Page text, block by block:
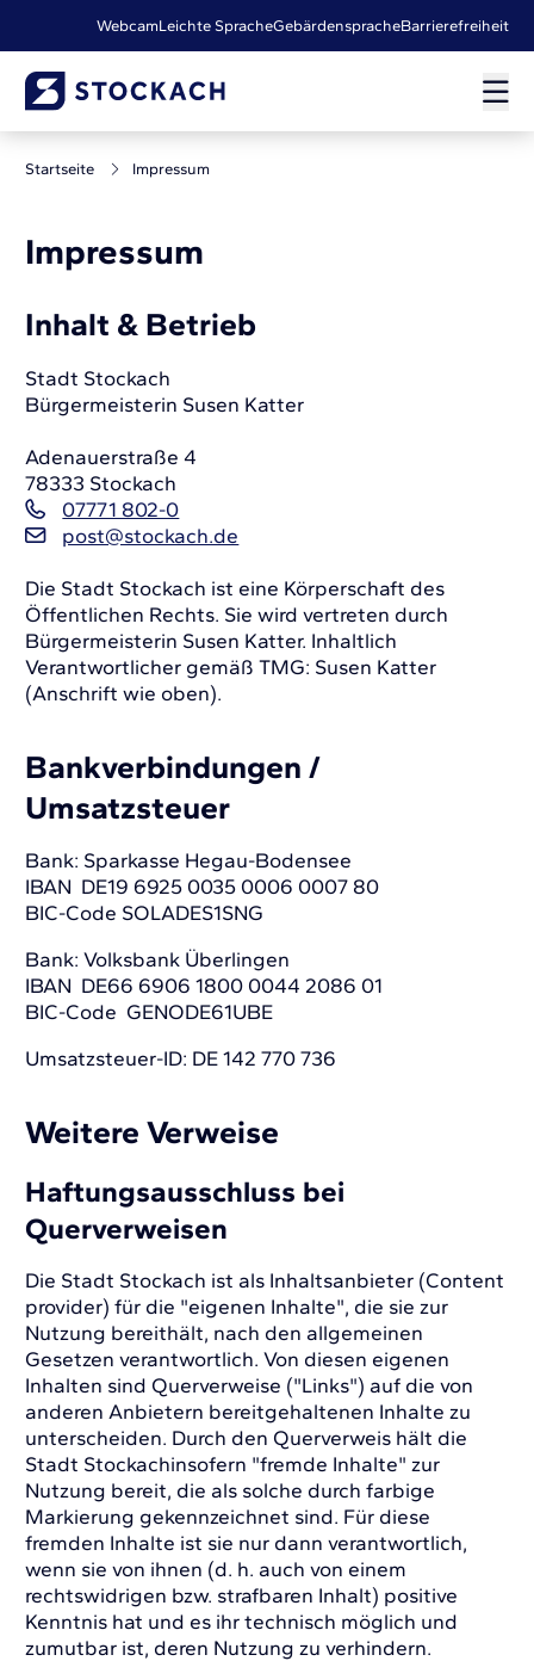
WebcamLeichte SpracheGebärdenspracheBarrierefreiheit
Startseite Impressum
Impressum
Inhalt & Betrieb
Stadt Stockach
Bürgermeisterin Susen Katter
Adenauerstraße 4
78333 Stockach
07771 802-0
post@stockach.de
Die Stadt Stockach ist eine Körperschaft des
Öffentlichen Rechts. Sie wird vertreten durch
Bürgermeisterin Susen Katter. Inhaltlich
Verantwortlicher gemäß TMG: Susen Katter
(Anschrift wie oben).
Bankverbindungen /
Umsatzsteuer
Bank: Sparkasse Hegau-Bodensee
IBAN DE19 6925 0035 0006 0007 80
BIC-Code SOLADES1SNG
Bank: Volksbank Überlingen
IBAN DE66 6906 1800 0044 2086 01
BIC-Code GENODE61UBE
Umsatzsteuer-ID: DE 142 770 736
Weitere Verweise
Haftungsausschluss bei
Querverweisen
Die Stadt Stockach ist als Inhaltsanbieter (Content
provider) für die "eigenen Inhalte", die sie zur
Nutzung bereithält, nach den allgemeinen
Gesetzen verantwortlich. Von diesen eigenen
Inhalten sind Querverweise ("Links") auf die von
anderen Anbietern bereitgehaltenen Inhalte zu
unterscheiden. Durch den Querverweis hält die
Stadt Stockachinsofern "fremde Inhalte" zur
Nutzung bereit, die als solche durch farbige
Markierung gekennzeichnet sind. Für diese
fremden Inhalte ist sie nur dann verantwortlich,
wenn sie von ihnen (d. h. auch von einem
rechtswidrigen bzw. strafbaren Inhalt) positive
Kenntnis hat und es ihr technisch möglich und
zumutbar ist, deren Nutzung zu verhindern.